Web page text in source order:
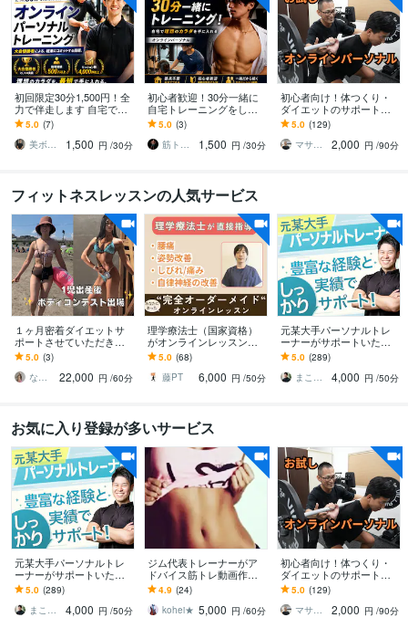
初回限定30分1,500円！全
力で伴走します 自宅で完
結！オンラインパーソナ
ルで理想の体へ導きます
5.0 (7)
美ボディ製作所【筋トレ・食事】
1,500 円 /30分
初心者歓迎！30分一緒に
自宅トレーニングをしま
す 一緒に運動するから継
続しやすく初めてでも安
心して始められます
5.0 (3)
筋トレ初心者向けトレーナーたま
1,500 円 /30分
初心者向け！体つくり・
ダイエットのサポートを
します 筋トレ/食事/睡眠を
通して健康的な体、メン
タルを手に入れる！
5.0 (129)
マサト 生活習慣改善パーソナルトレーナー
2,000 円 /90分
フィットネスレッスンの人気サービス
１ヶ月密着ダイエットサ
ポートさせていただきま
す 理想の身体を最短で叶
える完全マンツーマンレ
ッスン
5.0 (3)
なぎトレ ⌇ パーソナルトレーナー
22,000 円 /60分
理学療法士（国家資格）
がオンラインレッスン致
します リハビリ/痛み改善/
姿勢改善/個別運動/パーソ
ナル行います
5.0 (68)
藤PT
6,000 円 /50分
元某大手パーソナルトレ
ーナーがサポートいたし
ます 初心者さんも大歓迎^
^これまで結果を出し続け
てきました！
5.0 (289)
まこなん
4,000 円 /50分
お気に入り登録が多いサービス
元某大手パーソナルトレ
ーナーがサポートいたし
ます 初心者さんも大歓迎^
^これまで結果を出し続け
てきました！
5.0 (289)
まこなん
4,000 円 /50分
ジム代表トレーナーがア
ドバイス筋トレ動画作り
ます あなた専用のトレー
ニングメニューを考案、
アドバイスします。
4.9 (24)
kohei★ 5,000 円 /60分
初心者向け！体つくり・
ダイエットのサポートを
します 筋トレ/食事/睡眠を
通して健康的な体、メン
タルを手に入れる！
5.0 (129)
マサト 生活習慣改善パーソナルトレーナー
2,000 円 /90分